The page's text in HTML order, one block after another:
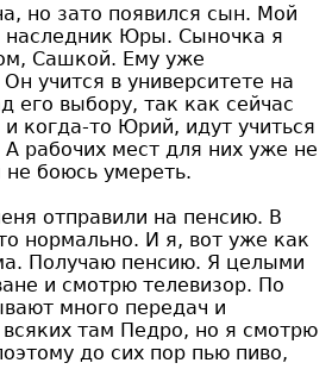
но зато появился сын. Мой
наследник Юры. Сыночка я
Сашкой. Ему уже
учится в университете на
его выбору, так как сейчас
когда-то Юрий, идут учиться
рабочих мест для них уже не
не боюсь умереть.
отправили на пенсию. В
нормально. И я, вот уже как
Получаю пенсию. Я целыми
и смотрю телевизор. По
много передач и
там Педро, но я смотрю
до сих пор пью пиво,